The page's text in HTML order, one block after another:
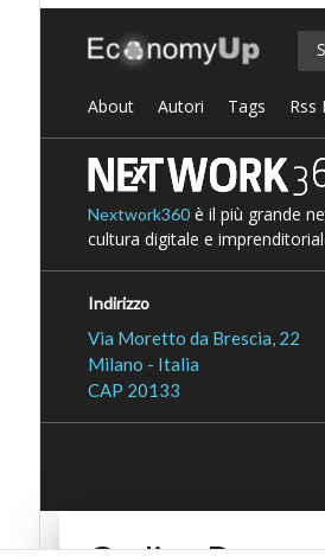
About Autori Tags Rss
Nextwork360è il più grande
cultura digitale e
Indirizzo
Via Moretto da Brescia, 22
Milano - Italia
CAP 20133